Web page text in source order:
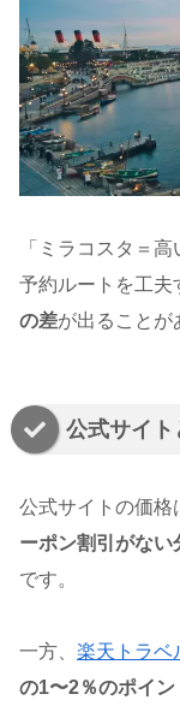
「ミラコスタ＝
予約ルートを工夫
の差が出ることが
公式サイト
公式サイトの価格
ーポン割引がない
です。
一方、 楽天トラベ
の1〜2％のポイン